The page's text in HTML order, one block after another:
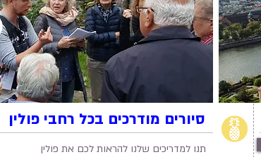
סיורים מודרכים בכל רחבי פולין
תנו למדריכים שלנו להראות לכם את פולין